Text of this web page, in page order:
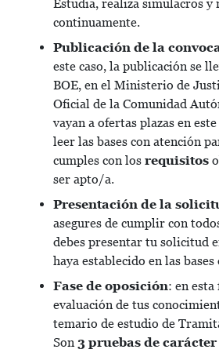
Estudia, realiza simulacros y
continuamente.
Publicación de la
este caso, la publicación se
BOE, en el Ministerio de
Oficial de la Comunidad
vayan a ofertas plazas en
leer las bases con atención
cumples con los requisitos
ser apto/a.
Presentación de la
asegures de cumplir con
debes presentar tu solicitud
haya establecido en las
Fase de oposición: en esta
evaluación de tus
temario de estudio de
Son 3 pruebas de